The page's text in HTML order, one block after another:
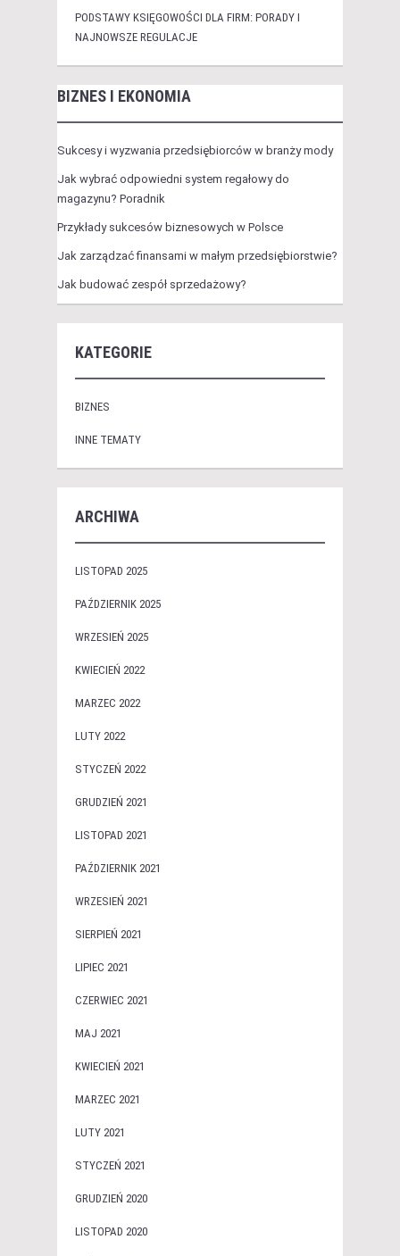
PODSTAWY KSIĘGOWOŚCI DLA FIRM: PORADY I
NAJNOWSZE REGULACJE
BIZNES I EKONOMIA
Sukcesy i wyzwania przedsiębiorców w branży mody
Jak wybrać odpowiedni system regałowy do
magazynu? Poradnik
Przykłady sukcesów biznesowych w Polsce
Jak zarządzać finansami w małym przedsiębiorstwie?
Jak budować zespół sprzedażowy?
KATEGORIE
BIZNES
INNE TEMATY
ARCHIWA
LISTOPAD 2025
PAŹDZIERNIK 2025
WRZESIEŃ 2025
KWIECIEŃ 2022
MARZEC 2022
LUTY 2022
STYCZEŃ 2022
GRUDZIEŃ 2021
LISTOPAD 2021
PAŹDZIERNIK 2021
WRZESIEŃ 2021
SIERPIEŃ 2021
LIPIEC 2021
CZERWIEC 2021
MAJ 2021
KWIECIEŃ 2021
MARZEC 2021
LUTY 2021
STYCZEŃ 2021
GRUDZIEŃ 2020
LISTOPAD 2020